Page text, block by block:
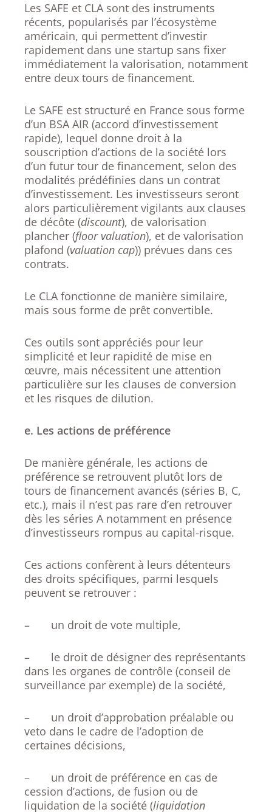
Les SAFE et CLA sont des instruments
récents, popularisés par l’écosystème
américain, qui permettent d’investir
rapidement dans une startup sans fixer
immédiatement la valorisation, notamment
entre deux tours de financement.
Le SAFE est structuré en France sous forme
d’un BSA AIR (accord d’investissement
rapide), lequel donne droit à la
souscription d’actions de la société lors
d’un futur tour de financement, selon des
modalités prédéfinies dans un contrat
d’investissement. Les investisseurs seront
alors particulièrement vigilants aux clauses
de décôte (discount), de valorisation
plancher (floor valuation), et de valorisation
plafond (valuation cap)) prévues dans ces
contrats.
Le CLA fonctionne de manière similaire,
mais sous forme de prêt convertible.
Ces outils sont appréciés pour leur
simplicité et leur rapidité de mise en
œuvre, mais nécessitent une attention
particulière sur les clauses de conversion
et les risques de dilution.
e. Les actions de préférence
De manière générale, les actions de
préférence se retrouvent plutôt lors de
tours de financement avancés (séries B, C,
etc.), mais il n’est pas rare d’en retrouver
dès les séries A notamment en présence
d’investisseurs rompus au capital-risque.
Ces actions confèrent à leurs détenteurs
des droits spécifiques, parmi lesquels
peuvent se retrouver :
– un droit de vote multiple,
– le droit de désigner des représentants
dans les organes de contrôle (conseil de
surveillance par exemple) de la société,
– un droit d’approbation préalable ou
veto dans le cadre de l’adoption de
certaines décisions,
– un droit de préférence en cas de
cession d’actions, de fusion ou de
liquidation de la société (liquidation